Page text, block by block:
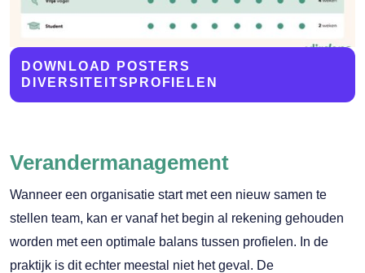
DOWNLOAD POSTERS
DIVERSITEITSPROFIELEN
Verandermanagement
Wanneer een organisatie start met een nieuw samen te
stellen team, kan er vanaf het begin al rekening gehouden
worden met een optimale balans tussen profielen. In de
praktijk is dit echter meestal niet het geval. De